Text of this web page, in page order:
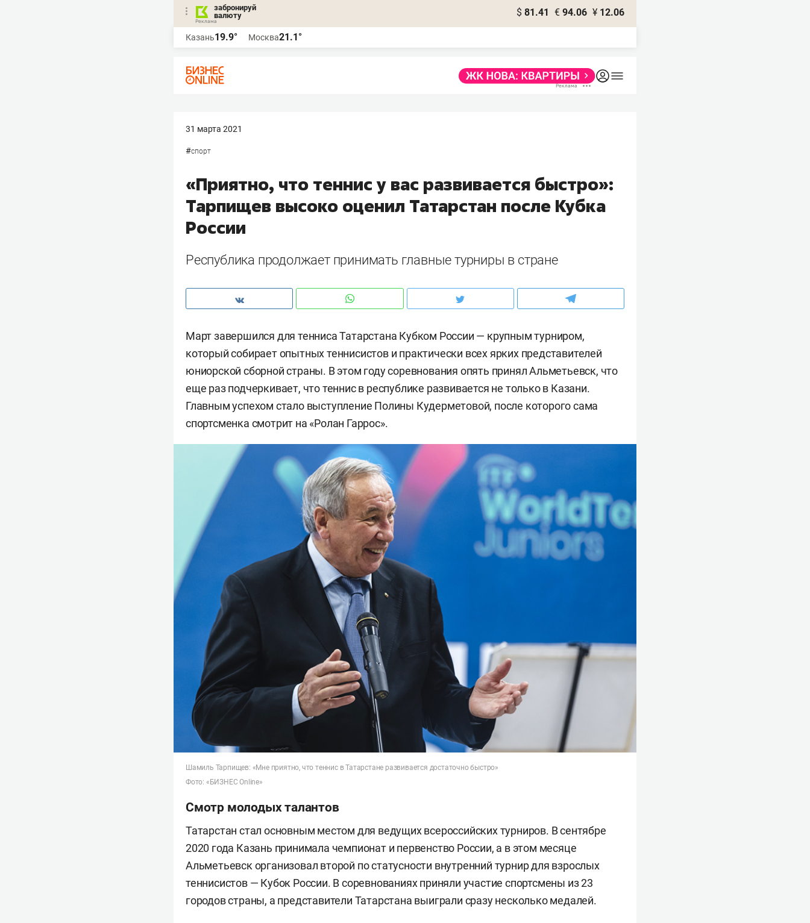
забронируй
валюту
$ 81.41 € 94.06 ¥ 12.06
Казань19.9° Москва21.1°
31 марта 2021
#спорт
«Приятно, что теннис у вас развивается быстро»:
Тарпищев высоко оценил Татарстан после Кубка
России
Республика продолжает принимать главные турниры в стране
Март завершился для тенниса Татарстана Кубком России — крупным турниром,
который собирает опытных теннисистов и практически всех ярких представителей
юниорской сборной страны. В этом году соревнования опять принял Альметьевск, что
еще раз подчеркивает, что теннис в республике развивается не только в Казани.
Главным успехом стало выступление Полины Кудерметовой, после которого сама
спортсменка смотрит на «Ролан Гаррос».
Шамиль Тарпищев: «Мне приятно, что теннис в Татарстане развивается достаточно быстро»
Фото: «БИЗНЕС Online»
Смотр молодых талантов
Татарстан стал основным местом для ведущих всероссийских турниров. В сентябре
2020 года Казань принимала чемпионат и первенство России, а в этом месяце
Альметьевск организовал второй по статусности внутренний турнир для взрослых
теннисистов — Кубок России. В соревнованиях приняли участие спортсмены из 23
городов страны, а представители Татарстана выиграли сразу несколько медалей.